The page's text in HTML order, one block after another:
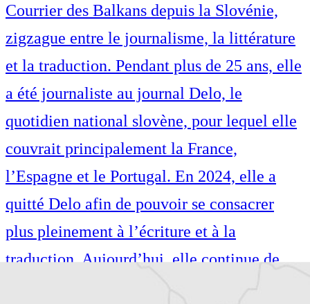
Courrier des Balkans depuis la Slovénie,
zigzague entre le journalisme, la littérature
et la traduction. Pendant plus de 25 ans, elle
a été journaliste au journal Delo, le
quotidien national slovène, pour lequel elle
couvrait principalement la France,
l’Espagne et le Portugal. En 2024, elle a
quitté Delo afin de pouvoir se consacrer
plus pleinement à l’écriture et à la
traduction. Aujourd’hui, elle continue de